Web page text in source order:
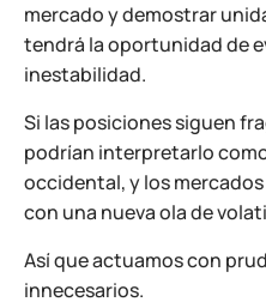
mercado y demostrar
tendrá la oportunidad de
inestabilidad.
Si las posiciones siguen
podrían interpretarlo
occidental, y los
con una nueva ola de
Así que actuamos con
innecesarios.